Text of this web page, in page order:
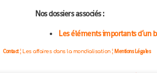
Nos dossiers associés :
Les éléments importants d’un
Contact¦ Les affaires dans la mondialisation ¦ Mentions Légales